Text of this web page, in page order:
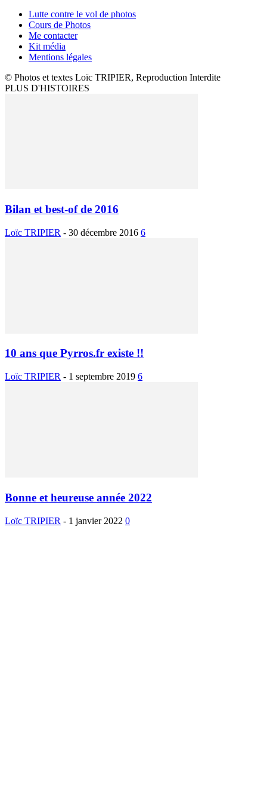
Lutte contre le vol de photos
Cours de Photos
Me contacter
Kit média
Mentions légales
© Photos et textes Loïc TRIPIER, Reproduction Interdite
PLUS D'HISTOIRES
Bilan et best-of de 2016
Loïc TRIPIER - 30 décembre 2016 6
10 ans que Pyrros.fr existe !!
Loïc TRIPIER - 1 septembre 2019 6
Bonne et heureuse année 2022
Loïc TRIPIER - 1 janvier 2022 0